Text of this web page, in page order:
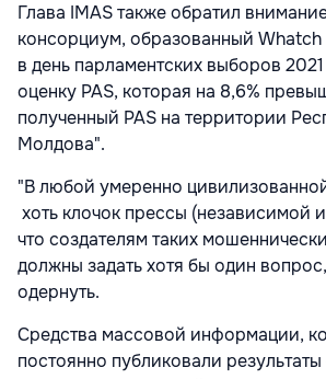
Глава IMAS также обратил
консорциум, образованный Whatch
в день парламентских выборов
оценку PAS, которая на 8,6%
полученный PAS на территории
Молдова".
"В любой умеренно
хоть клочок прессы (независимой
что создателям таких
должны задать хотя бы один
одернуть.
Средства массовой информации,
постоянно публиковали